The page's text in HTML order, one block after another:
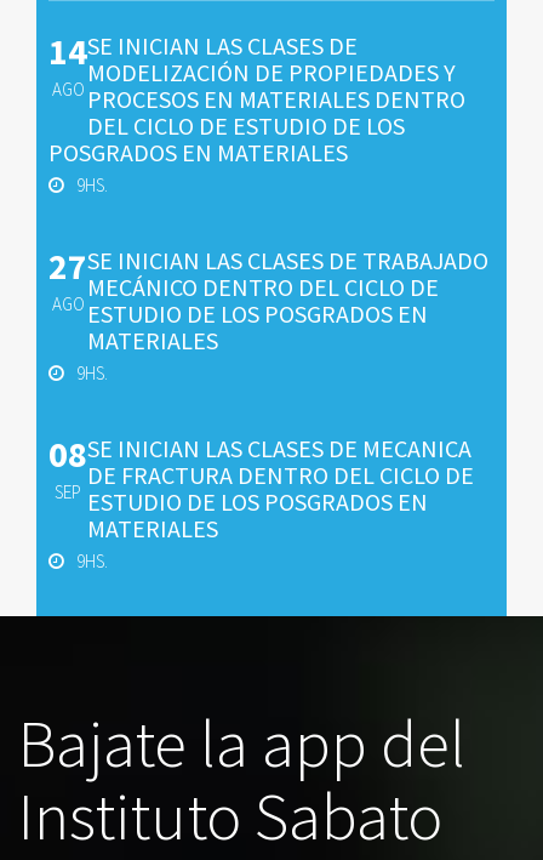
14
AGO
SE INICIAN LAS CLASES DE
MODELIZACIÓN DE PROPIEDADES Y
PROCESOS EN MATERIALES DENTRO
DEL CICLO DE ESTUDIO DE LOS
POSGRADOS EN MATERIALES
9HS.
27
AGO
SE INICIAN LAS CLASES DE TRABAJADO
MECÁNICO DENTRO DEL CICLO DE
ESTUDIO DE LOS POSGRADOS EN
MATERIALES
9HS.
08
SEP
SE INICIAN LAS CLASES DE MECANICA
DE FRACTURA DENTRO DEL CICLO DE
ESTUDIO DE LOS POSGRADOS EN
MATERIALES
9HS.
Bajate la app del
Instituto Sabato